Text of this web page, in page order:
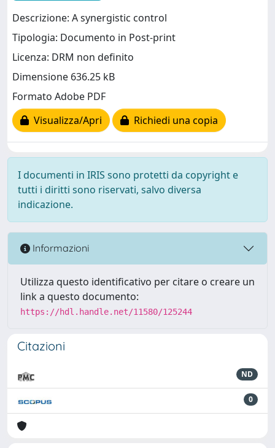
Descrizione: A synergistic control
Tipologia: Documento in Post-print
Licenza: DRM non definito
Dimensione 636.25 kB
Formato Adobe PDF
Visualizza/Apri
Richiedi una copia
I documenti in IRIS sono protetti da copyright e
tutti i diritti sono riservati, salvo diversa
indicazione.
Informazioni
Utilizza questo identificativo per citare o creare un
link a questo documento:
https://hdl.handle.net/11580/125244
Citazioni
ND
0